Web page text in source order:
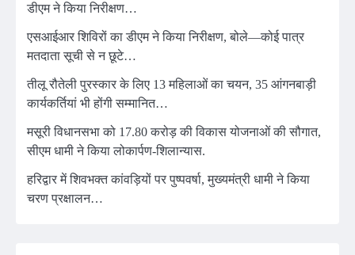
डीएम ने किया निरीक्षण…
एसआईआर शिविरों का डीएम ने किया निरीक्षण, बोले—कोई पात्र
मतदाता सूची से न छूटे…
तीलू रौतेली पुरस्कार के लिए 13 महिलाओं का चयन, 35 आंगनबाड़ी
कार्यकर्तियां भी होंगी सम्मानित…
मसूरी विधानसभा को 17.80 करोड़ की विकास योजनाओं की सौगात,
सीएम धामी ने किया लोकार्पण-शिलान्यास.
हरिद्वार में शिवभक्त कांवड़ियों पर पुष्पवर्षा, मुख्यमंत्री धामी ने किया
चरण प्रक्षालन…